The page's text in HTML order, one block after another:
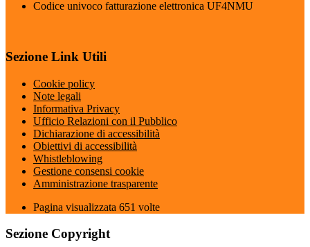
Codice univoco fatturazione elettronica UF4NMU
Sezione Link Utili
Cookie policy
Note legali
Informativa Privacy
Ufficio Relazioni con il Pubblico
Dichiarazione di accessibilità
Obiettivi di accessibilità
Whistleblowing
Gestione consensi cookie
Amministrazione trasparente
Pagina visualizzata 651 volte
Sezione Copyright